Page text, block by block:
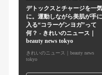
デトックスとチャージを一気
に。運動しながら美肌が手に
入る“コラーゲンヨガ”って
何？ - きれいのニュース｜
beauty news tokyo
きれいのニュース｜beauty news
tokyo